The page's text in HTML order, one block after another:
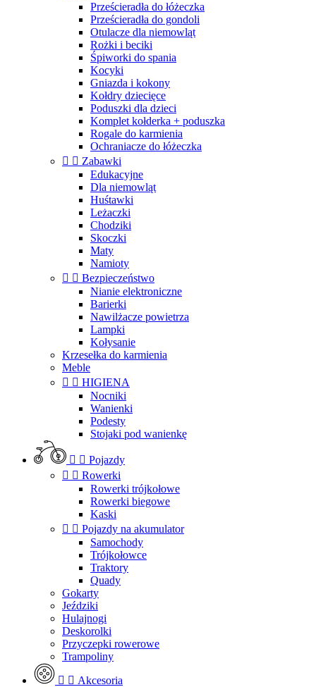
Prześcieradła do łóżeczka
Prześcieradła do gondoli
Otulacze dla niemowląt
Rożki i beciki
Śpiworki do spania
Kocyki
Gniazda i kokony
Kołdry dziecięce
Poduszki dla dzieci
Komplet kołderka + poduszka
Rogale do karmienia
Ochraniacze do łóżeczka
  Zabawki
Edukacyjne
Dla niemowląt
Huśtawki
Leżaczki
Chodziki
Skoczki
Maty
Namioty
  Bezpieczeństwo
Nianie elektroniczne
Barierki
Nawilżacze powietrza
Lampki
Kołysanie
Krzesełka do karmienia
Meble
  HIGIENA
Nocniki
Wanienki
Podesty
Stojaki pod wanienkę
  Pojazdy
  Rowerki
Rowerki trójkołowe
Rowerki biegowe
Kaski
  Pojazdy na akumulator
Samochody
Trójkołowce
Traktory
Quady
Gokarty
Jeździki
Hulajnogi
Deskorolki
Przyczepki rowerowe
Trampoliny
  Akcesoria